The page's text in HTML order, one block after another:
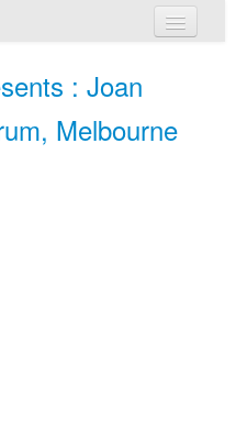
: Joan
Melbourne